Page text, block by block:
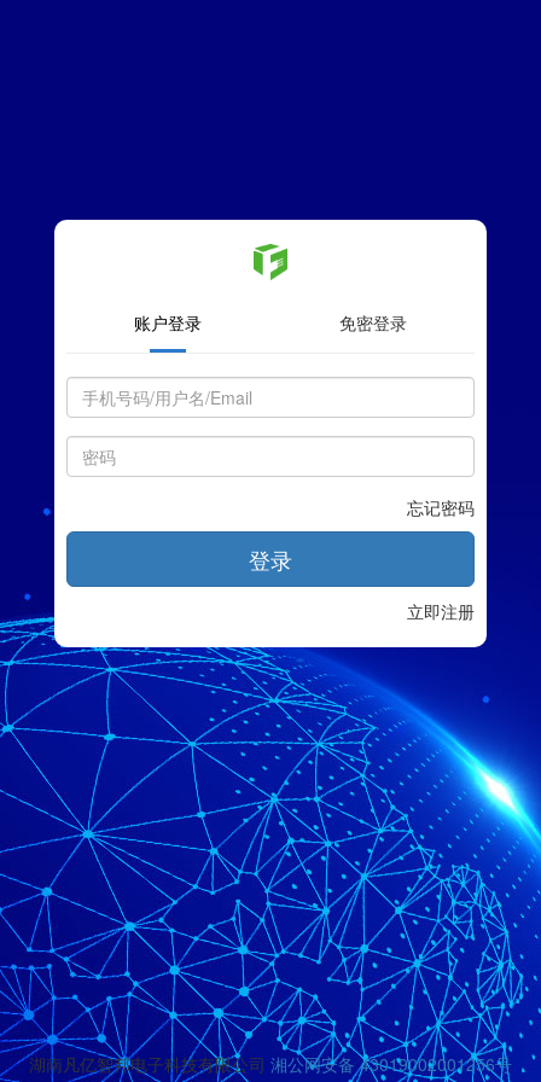
账户登录 免密登录
忘记密码
登录
立即注册
湖南凡亿智邦电子科技有限公司 湘公网安备 43019002001256号